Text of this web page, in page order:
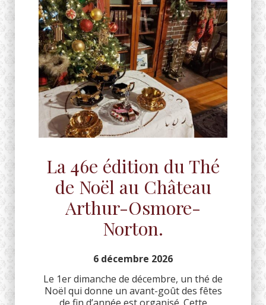
La 46e édition du Thé
de Noël au Château
Arthur-Osmore-
Norton.
6 décembre 2026
Le 1er dimanche de décembre, un thé de
Noël qui donne un avant-goût des fêtes